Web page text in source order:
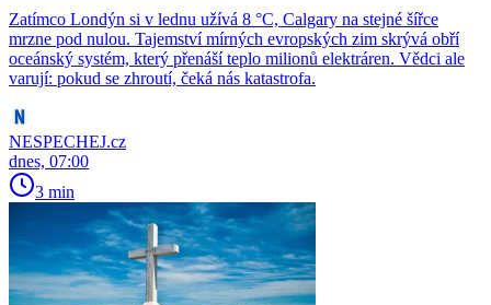
Zatímco Londýn si v lednu užívá 8 °C, Calgary na stejné šířce
mrzne pod nulou. Tajemství mírných evropských zim skrývá obří
oceánský systém, který přenáší teplo milionů elektráren. Vědci ale
varují: pokud se zhroutí, čeká nás katastrofa.
NESPECHEJ.cz
dnes, 07:00
3 min